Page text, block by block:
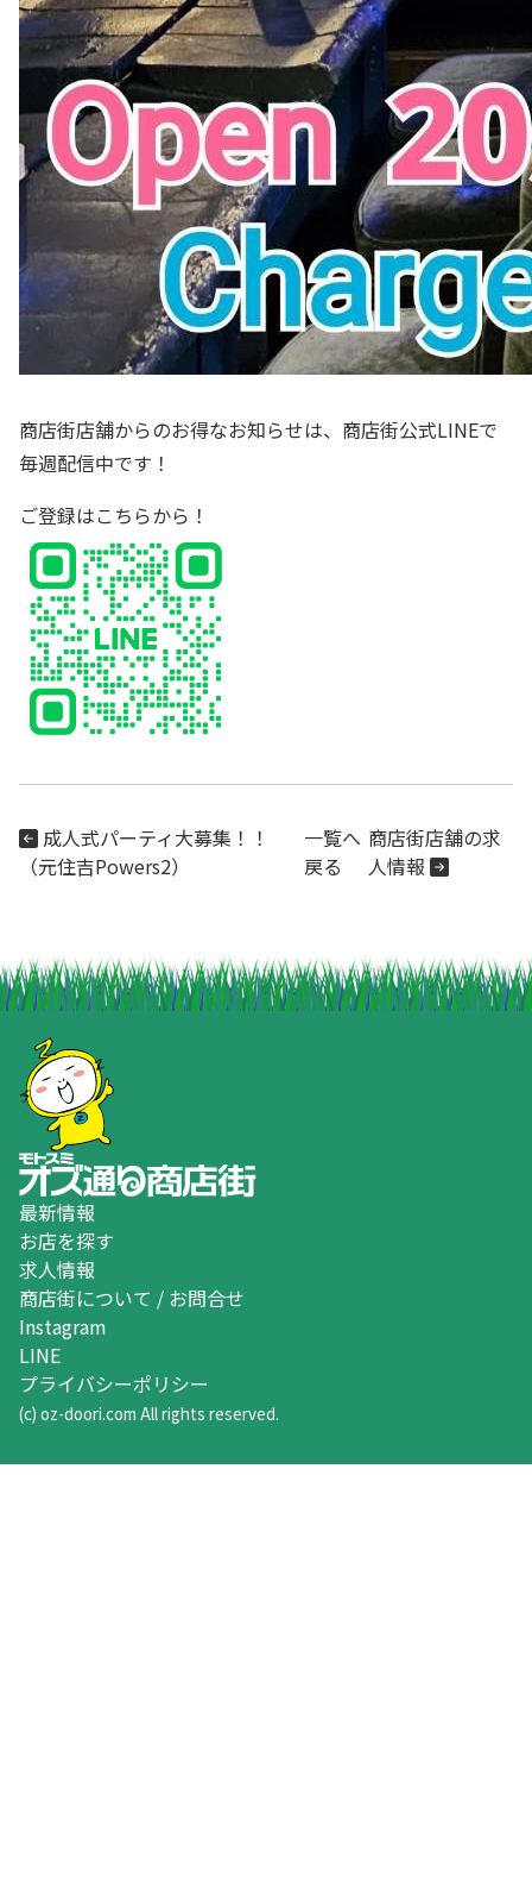
商店街店舗からのお得なお知らせは、商店街公式LINEで
毎週配信中です！
ご登録はこちらから！
成人式パーティ大募集！！
（元住吉Powers2）
一覧へ
戻る
商店街店舗の求
人情報
最新情報
お店を探す
求人情報
商店街について / お問合せ
Instagram
LINE
プライバシーポリシー
(c) oz-doori.com All rights reserved.